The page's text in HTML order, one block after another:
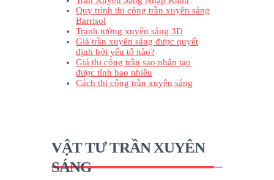
Quy trình thi công trần xuyên sáng
Barrisol
Tranh tường xuyên sáng 3D
Giá trần xuyên sáng được quyết
định bởi yếu tố nào?
Giá thi công trần sao nhân tạo
được tính bao nhiêu
Cách thi công trần xuyên sáng
VẬT TƯ TRẦN XUYÊN
SÁNG